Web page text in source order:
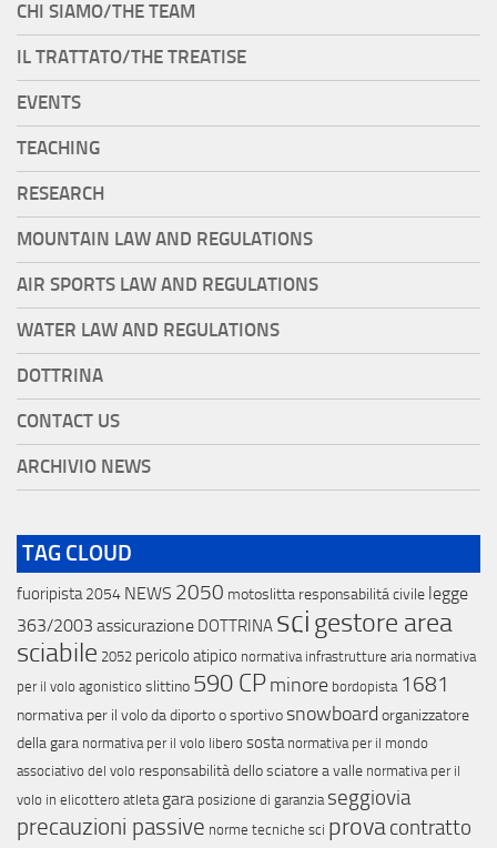
CHI SIAMO/THE TEAM
IL TRATTATO/THE TREATISE
EVENTS
TEACHING
RESEARCH
MOUNTAIN LAW AND REGULATIONS
AIR SPORTS LAW AND REGULATIONS
WATER LAW AND REGULATIONS
DOTTRINA
CONTACT US
ARCHIVIO NEWS
TAG CLOUD
fuoripista 2054 NEWS 2050 motoslitta responsabilitá civile legge
363/2003 assicurazione DOTTRINA sci gestore area
sciabile 2052 pericolo atipico normativa infrastrutture aria normativa
per il volo agonistico slittino 590 CPminore bordopista 1681
normativa per il volo da diporto o sportivo snowboard organizzatore
della gara normativa per il volo libero sosta normativa per il mondo
associativo del volo responsabilità dello sciatore a valle normativa per il
volo in elicottero atleta gara posizione di garanzia seggiovia
precauzioni passive norme tecniche sci provacontratto